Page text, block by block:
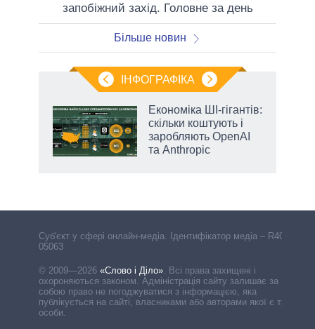
запобіжний захід. Головне за день
Більше новин
ІНФОГРАФІКА
Економіка ШІ-гігантів:
скільки коштують і
заробляють OpenAI
та Anthropic
Cуб'єкт у сфері онлайн-медіа. Ідентифікатор медіа – R40-
05063
© 2009—2026 «Слово і Діло»
Всі права захищені і
охороняються законом. Адміністрація сайту залишає за
собою право не погоджуватися з інформацією, яка
публікується на сайті, власниками або авторами якої є треті
особи.